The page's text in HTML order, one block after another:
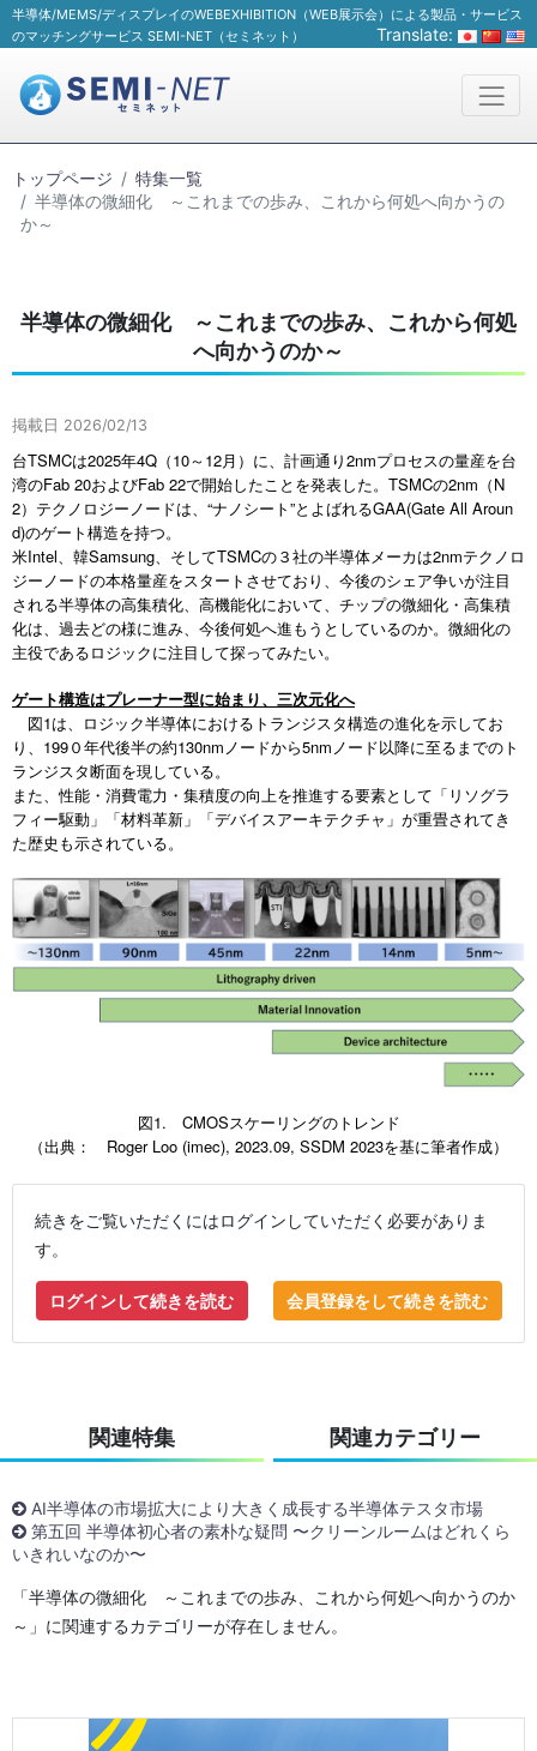
半導体/MEMS/ディスプレイのWEBEXHIBITION（WEB展示会）による製品・サービス
のマッチングサービス SEMI-NET（セミネット）
Translate:
トップページ
特集一覧
半導体の微細化 ～これまでの歩み、これから何処へ向かうの
か～
半導体の微細化 ～これまでの歩み、これから何処
へ向かうのか～
掲載日 2026/02/13
台TSMCは2025年4Q（10～12月）に、計画通り2nmプロセスの量産を台
湾のFab 20およびFab 22で開始したことを発表した。TSMCの2nm（N
2）テクノロジーノードは、“ナノシート”とよばれるGAA(Gate All Aroun
d)のゲート構造を持つ。
米Intel、韓Samsung、そしてTSMCの３社の半導体メーカは2nmテクノロ
ジーノードの本格量産をスタートさせており、今後のシェア争いが注目
される半導体の高集積化、高機能化において、チップの微細化・高集積
化は、過去どの様に進み、今後何処へ進もうとしているのか。微細化の
主役であるロジックに注目して探ってみたい。
ゲート構造はプレーナー型に始まり、三次元化へ
図1は、ロジック半導体におけるトランジスタ構造の進化を示してお
り、199０年代後半の約130nmノードから5nmノード以降に至るまでのト
ランジスタ断面を現している。
また、性能・消費電力・集積度の向上を推進する要素として「リソグラ
フィー駆動」「材料革新」「デバイスアーキテクチャ」が重畳されてき
た歴史も示されている。
図1. CMOSスケーリングのトレンド
（出典： Roger Loo (imec), 2023.09, SSDM 2023を基に筆者作成）
続きをご覧いただくにはログインしていただく必要がありま
す。
ログインして続きを読む 会員登録をして続きを読む
関連特集 関連カテゴリー
AI半導体の市場拡大により大きく成長する半導体テスタ市場
第五回 半導体初心者の素朴な疑問 〜クリーンルームはどれくら
いきれいなのか〜
「半導体の微細化 ～これまでの歩み、これから何処へ向かうのか
～」に関連するカテゴリーが存在しません。